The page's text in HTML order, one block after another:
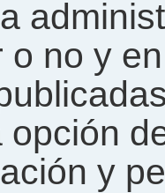
o no y
opción
y